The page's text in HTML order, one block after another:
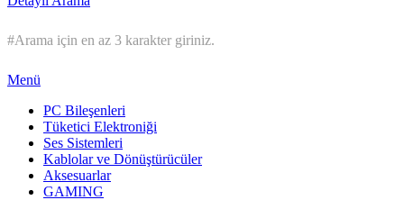
#Arama için en az 3 karakter giriniz.
Menü
PC Bileşenleri
Tüketici Elektroniği
Ses Sistemleri
Kablolar ve Dönüştürücüler
Aksesuarlar
GAMING